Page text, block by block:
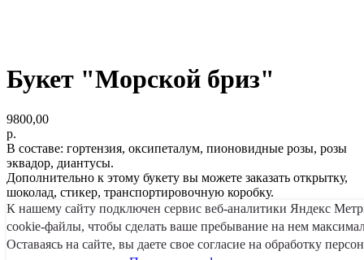
Букет "Морской бриз"
9800,00
р.
В составе: гортензия, оксипеталум, пионовидные розы, розы
эквадор, диантусы.
Дополнительно к этому букету вы можете заказать открытку,
шоколад, стикер, транспортировочную коробку.
К нашему сайту подключен сервис веб-аналитики Яндекс
cookie-файлы, чтобы сделать ваше пребывание на нем
Оставаясь на сайте, вы даете свое согласие на обработку